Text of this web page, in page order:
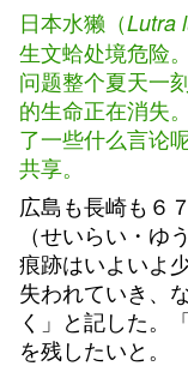
日本水獭（Lutra
生文蛤处境危险
问题整个夏天一
的生命正在消失
了一些什么言论
共享。
広島も長崎も６
（せいらい・ゆ
痕跡はいよいよ
失われていき、
く」と記した。
を残したいと。